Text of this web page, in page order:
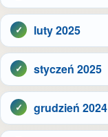
luty 2025
styczeń 2025
grudzień 2024